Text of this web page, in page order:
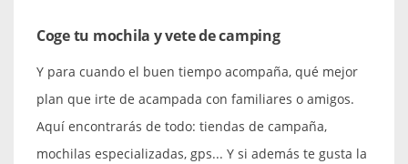
Coge tu mochila y vete de camping
Y para cuando el buen tiempo acompaña, qué mejor
plan que irte de acampada con familiares o amigos.
Aquí encontrarás de todo: tiendas de campaña,
mochilas especializadas, gps... Y si además te gusta la